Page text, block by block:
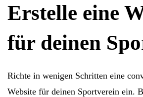
Erstelle eine
für deinen
Richte in wenigen Schritten eine
Website für deinen Sportverein ein.